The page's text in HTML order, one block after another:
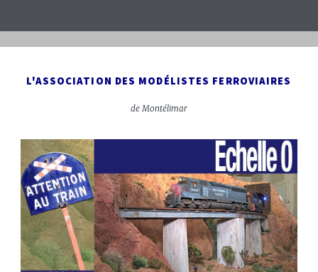
L'ASSOCIATION DES MODÉLISTES FERROVIAIRES
de Montélimar